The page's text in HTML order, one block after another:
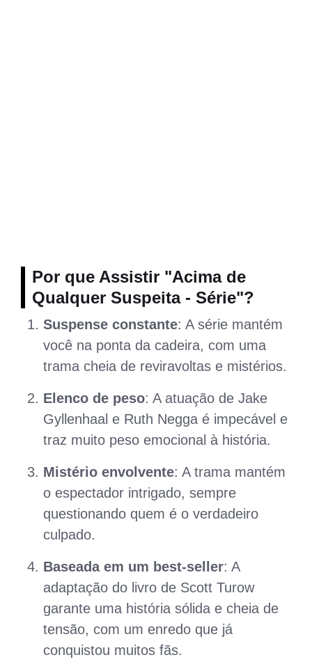
Por que Assistir "Acima de
Qualquer Suspeita - Série"?
Suspense constante: A série mantém
você na ponta da cadeira, com uma
trama cheia de reviravoltas e mistérios.
Elenco de peso: A atuação de Jake
Gyllenhaal e Ruth Negga é impecável e
traz muito peso emocional à história.
Mistério envolvente: A trama mantém
o espectador intrigado, sempre
questionando quem é o verdadeiro
culpado.
Baseada em um best-seller: A
adaptação do livro de Scott Turow
garante uma história sólida e cheia de
tensão, com um enredo que já
conquistou muitos fãs.